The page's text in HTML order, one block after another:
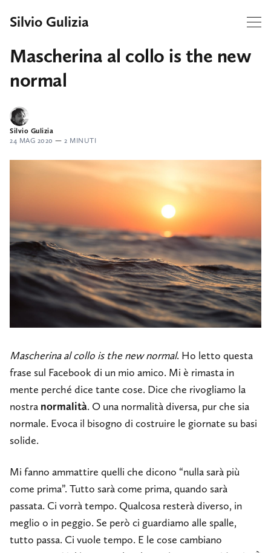
Silvio Gulizia
Mascherina al collo is the new
normal
Silvio Gulizia
24 MAG 2020 — 2 MINUTI
Mascherina al collo is the new normal. Ho letto questa
frase sul Facebook di un mio amico. Mi è rimasta in
mente perché dice tante cose. Dice che rivogliamo la
nostra normalità. O una normalità diversa, pur che sia
normale. Evoca il bisogno di costruire le giornate su basi
solide.
Mi fanno ammattire quelli che dicono “nulla sarà più
come prima”. Tutto sarà come prima, quando sarà
passata. Ci vorrà tempo. Qualcosa resterà diverso, in
meglio o in peggio. Se però ci guardiamo alle spalle,
tutto passa. Ci vuole tempo. E le cose cambiano